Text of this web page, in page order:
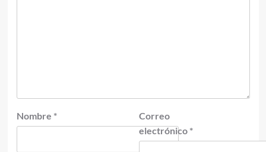
Nombre *
Correo
electrónico *